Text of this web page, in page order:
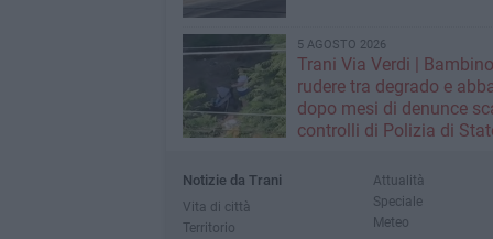
5 AGOSTO 2026
Trani Via Verdi |
rudere tra degrado e
dopo mesi di denunce
controlli di Polizia di
Notizie da Trani
Vita di città
Territorio
Attualità
Speciale
Meteo